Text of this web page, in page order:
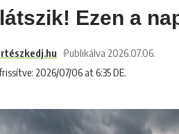
Ezen a
2026/07/06 at 6:35 DE.
Publikálva 2026.07.06.